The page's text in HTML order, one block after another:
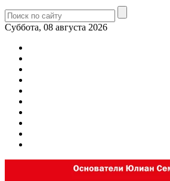
Суббота, 08 августа 2026